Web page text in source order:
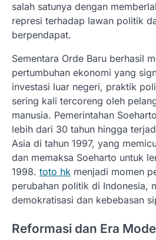
salah satunya dengan
represi terhadap lawan politik
berpendapat.
Sementara Orde Baru berhasil
pertumbuhan ekonomi yang
investasi luar negeri, praktik
sering kali tercoreng oleh
manusia. Pemerintahan
lebih dari 30 tahun hingga
Asia di tahun 1997, yang
dan memaksa Soeharto untuk
1998. toto hk menjadi momen
perubahan politik di Indonesia,
demokratisasi dan kebebasan
Reformasi dan Era